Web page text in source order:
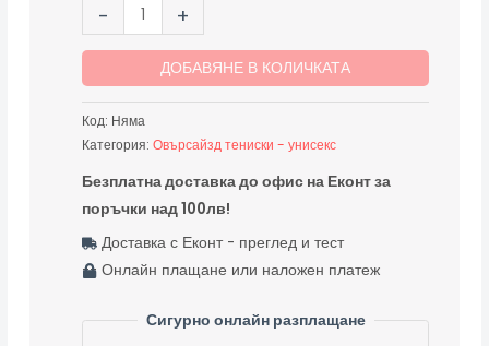
- +
ДОБАВЯНЕ В КОЛИЧКАТА
Код: Няма
Категория:Овърсайзд тениски - унисекс
Безплатна доставка до офис на Еконт за
поръчки над 100лв!
-- Доставка с Еконт - преглед и тест
-- Онлайн плащане или наложен платеж
Сигурно онлайн разплащане